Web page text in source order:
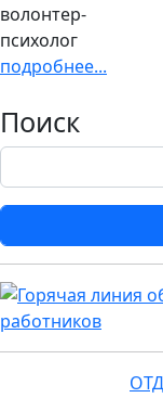
волонтер-
психолог
подробнее...
Поиск
Поиск